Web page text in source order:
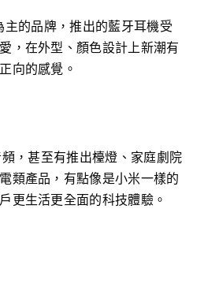
的品牌，推出的藍牙耳機受
，在外型、顏色設計上新潮有
向的感覺。
，甚至有推出檯燈、家庭劇院
類產品，有點像是小米一樣的
更生活更全面的科技體驗。